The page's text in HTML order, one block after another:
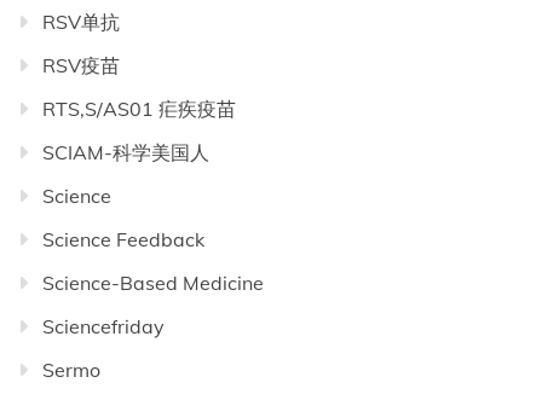
RSV单抗
RSV疫苗
RTS,S/AS01 疟疾疫苗
SCIAM-科学美国人
Science
Science Feedback
Science-Based Medicine
Sciencefriday
Sermo